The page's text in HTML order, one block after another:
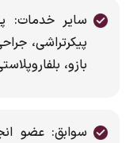
سایر خدمات:
پیکرتراشی،
بازو،
سوابق: عضو